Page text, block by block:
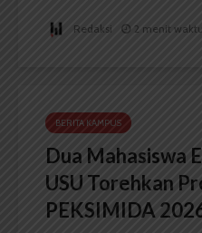
Redaksi 2 menit
BERITA KAMPUS
Dua Mahasiswa
USU Torehkan
PEKSIMIDA